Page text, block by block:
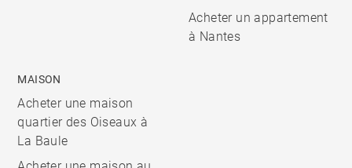
Acheter un appartement
à Nantes
MAISON
Acheter une maison
quartier des Oiseaux à
La Baule